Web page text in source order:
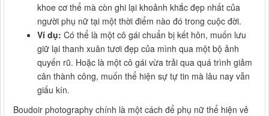
khoe cơ thể mà còn ghi lại khoảnh khắc đẹp nhất của
người phụ nữ tại một thời điểm nào đó trong cuộc đời.
Ví dụ: Có thể là một cô gái chuẩn bị kết hôn, muốn lưu
giữ lại thanh xuân tươi đẹp của mình qua một bộ ảnh
quyến rũ. Hoặc là một cô gái vừa trải qua quá trình giảm
cân thành công, muốn thể hiện sự tự tin mà lâu nay vẫn
giấu kín.
Boudoir photography chính là một cách để phụ nữ thể hiện vẻ